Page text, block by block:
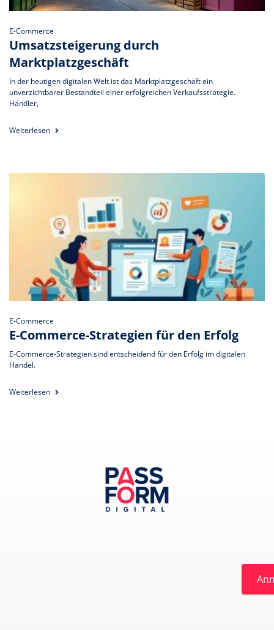
E-Commerce
Umsatzsteigerung durch
Marktplatzgeschäft
In der heutigen digitalen Welt ist das Marktplatzgeschäft ein
unverzichtbarer Bestandteil einer erfolgreichen Verkaufsstrategie.
Händler,
Weiterlesen
E-Commerce
E-Commerce-Strategien für den Erfolg
E-Commerce-Strategien sind entscheidend für den Erfolg im digitalen
Handel.
Weiterlesen